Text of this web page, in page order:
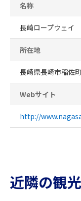
名称
長崎ロープウェイ
所在地
長崎県長崎市稲佐
Webサイト
http://
近隣の観